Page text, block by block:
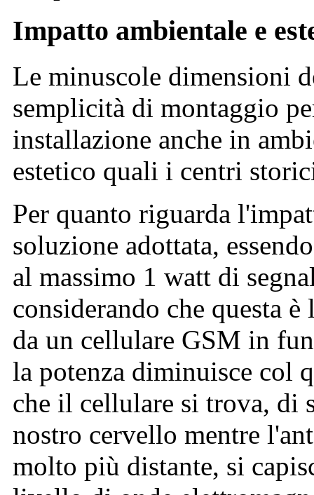
Impatto ambientale e
Le minuscole dimensioni
semplicità di montaggio
installazione anche in
estetico quali i centri
Per quanto riguarda
soluzione adottata,
al massimo 1 watt di
considerando che questa è
da un cellulare GSM in
la potenza diminuisce col
che il cellulare si trova, di
nostro cervello mentre
molto più distante, si